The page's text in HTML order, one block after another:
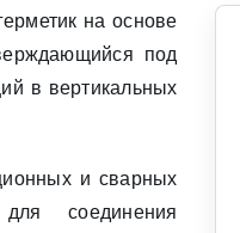
на основе
под
в вертикальных
и сварных
соединения